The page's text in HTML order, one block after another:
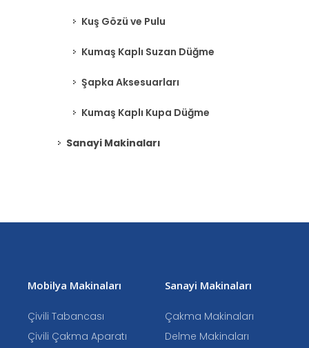
Kuş Gözü ve Pulu
Kumaş Kaplı Suzan Düğme
Şapka Aksesuarları
Kumaş Kaplı Kupa Düğme
Sanayi Makinaları
Mobilya Makinaları
Çivili Tabancası
Çivili Çakma Aparatı
Sanayi Makinaları
Çakma Makinaları
Delme Makinaları